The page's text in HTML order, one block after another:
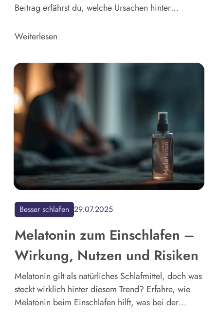
Beitrag erfährst du, welche Ursachen hinter
bewährten Methoden helfen, Schlafstörungen
Weiterlesen
Besser schlafen 29.07.2025
Melatonin zum Einschlafen –
Wirkung, Nutzen und Risiken
Melatonin gilt als natürliches Schlafmittel, doch was
steckt wirklich hinter diesem Trend? Erfahre, wie
Melatonin beim Einschlafen hilft, was bei der